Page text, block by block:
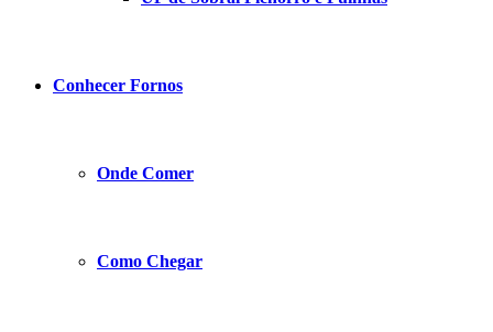
Conhecer Fornos
Onde Comer
Como Chegar